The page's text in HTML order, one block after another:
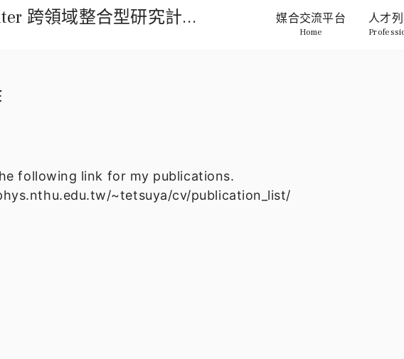
國立中興大學114年ENABLE Center 跨領域整合型研究計畫徵求公告 媒合交流平台
Home
人才
following link for my publications.
~tetsuya/cv/publication_list/